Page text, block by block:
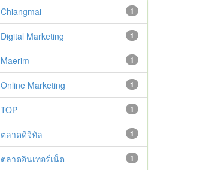
1
Chiangmai
1
Digital Marketing
1
Maerim
1
Online Marketing
1
TOP
1
ตลาดดิจิทัล
1
ตลาดอินเทอร์เน็ต